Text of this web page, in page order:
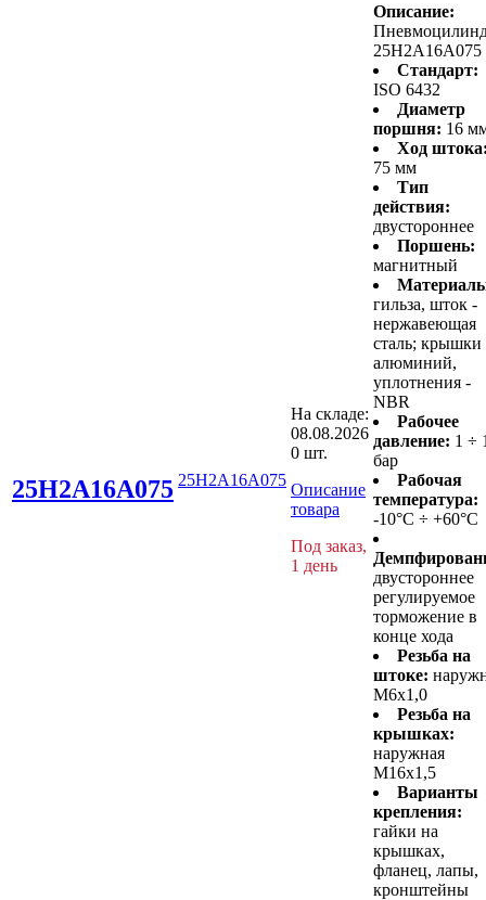
25H2A16A075 25H2A16A075
На складе:
08.08.2026
0 шт.
Описание
товара
Под заказ,
1 день
Описание:
25H2A16A075
Стандарт:
ISO 6432
Диаметр
поршня: 16
Ход
75 мм
Тип
действия:
двустороннее
Поршень:
магнитный
гильза, шток -
нержавеющая
сталь; крышки
алюминий,
уплотнения -
NBR
Рабочее
давление: 1 ÷
бар
Рабочая
температура:
-10°C ÷ +60°C
двустороннее
регулируемое
торможение в
конце хода
Резьба на
штоке:
M6x1,0
Резьба на
крышках:
наружная
M16x1,5
Варианты
крепления:
гайки на
крышках,
фланец, лапы,
кронштейны